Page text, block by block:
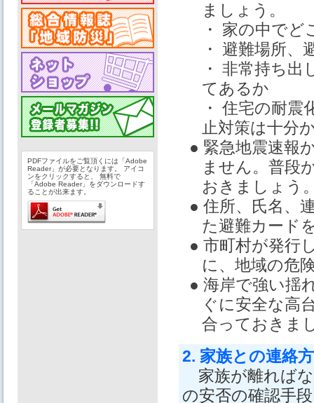
PDFファイルをご覧頂くには「Adobe
Reader」が必要となります。 アイコ
ンをクリックすると、 無料で
「Adobe Reader」をダウンロードす
ることが出来ます。
ましょう。
・ 家の中で
・ 避難場所、
・ 非常持ち
てあるか
・ 住宅の耐震
止対策は十分
● 緊急地震速報
ません。普段
おきましょう
● 住所、氏名、
た避難カード
● 市町村が発行
に、地域の危
● 海岸で強い揺
ぐに安全な高
合っておきま
2. 家族との連絡
家族が離れば
の安否の確認手